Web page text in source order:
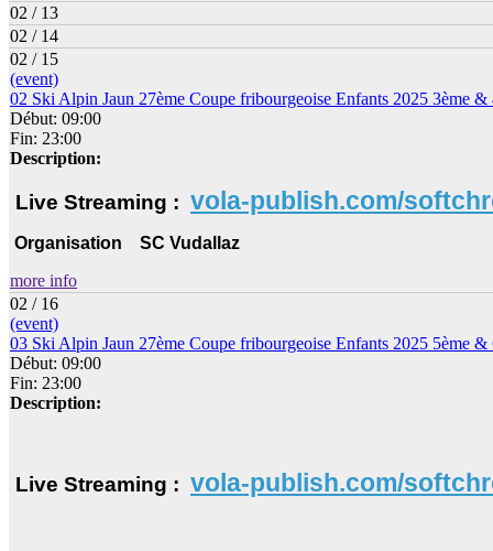
02 / 13
02 / 14
02 / 15
(event)
02 Ski Alpin Jaun 27ème Coupe fribourgeoise Enfants 2025 3ème &
Début: 09:00
Fin: 23:00
Description:
Live Streaming : vola-publish.com/
Organisation SC Vudallaz
more info
02 / 16
(event)
03 Ski Alpin Jaun 27ème Coupe fribourgeoise Enfants 2025 5ème &
Début: 09:00
Fin: 23:00
Description:
Live Streaming : vola-publish.com/